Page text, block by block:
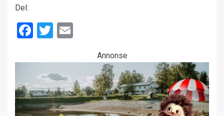
Del:
Facebook
Twitter
Annonse